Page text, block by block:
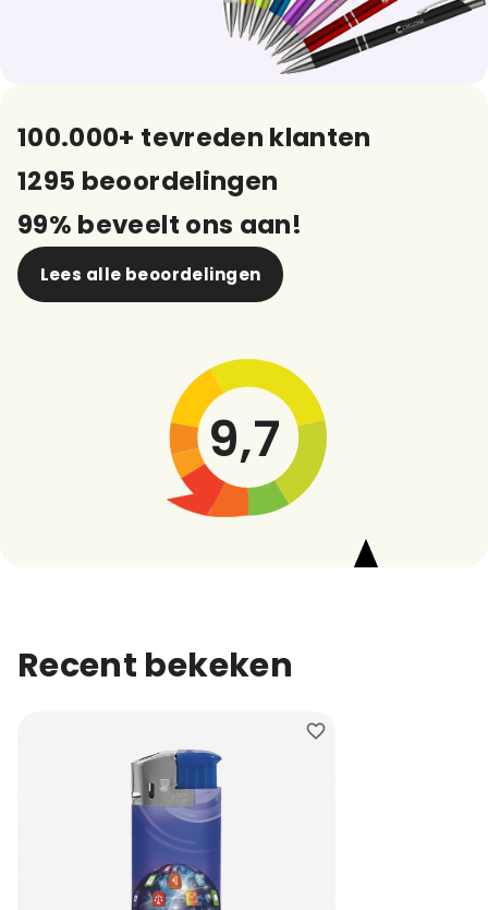
100.000+ tevreden klanten
1295 beoordelingen
99% beveelt ons aan!
Lees alle beoordelingen
9,7
Recent bekeken